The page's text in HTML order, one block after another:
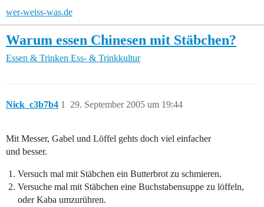
wer-weiss-was.de
Warum essen Chinesen mit Stäbchen?
Essen & Trinken Ess- & Trinkkultur
Nick_c3b7b4 29. September 2005 um 19:44
1
Mit Messer, Gabel und Löffel gehts doch viel einfacher
und besser.
Versuch mal mit Stäbchen ein Butterbrot zu schmieren.
Versuche mal mit Stäbchen eine Buchstabensuppe zu löffeln,
oder Kaba umzurühren.